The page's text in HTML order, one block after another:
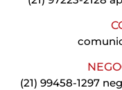
(21) 99458-1297